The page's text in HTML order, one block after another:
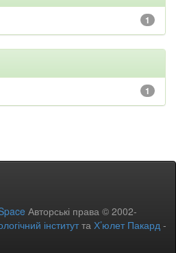
1
1
Авторські права © 2002-
інститутта Х’юлет Пакард -